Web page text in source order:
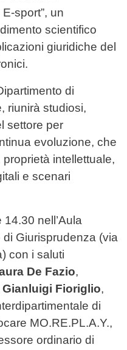
sport”, un
scientifico
giuridiche del
di
riunirà studiosi,
settore per
evoluzione, che
intellettuale,
e scenari
nell’Aula
Giurisprudenza (via
con i saluti
De Fazio,
Gianluigi Fioriglio,
di
MO.RE.PL.A.Y.,
ordinario di